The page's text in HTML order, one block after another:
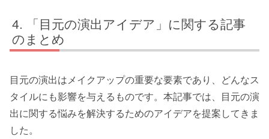
「目元の演出アイデア」に関する記事
のまとめ
目元の演出はメイクアップの重要な要素であり、どんなス
タイルにも影響を与えるものです。本記事では、目元の演
出に関する悩みを解決するためのアイデアを提案してきま
した。